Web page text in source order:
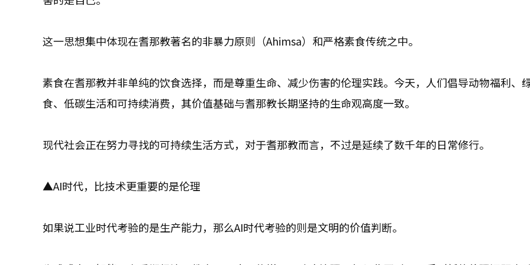
这一思想集中体现在耆那教著名的非暴力原则（Ahimsa）和严格素食传统之中。
素食在耆那教并非单纯的饮食选择，而是尊重生命、减少伤害的伦理实践。今天，人们倡导动物福利、
食、低碳生活和可持续消费，其价值基础与耆那教长期坚持的生命观高度一致。
现代社会正在努力寻找的可持续生活方式，对于耆那教而言，不过是延续了数千年的日常修行。
▲AI时代，比技术更重要的是伦理
如果说工业时代考验的是生产能力，那么AI时代考验的则是文明的价值判断。